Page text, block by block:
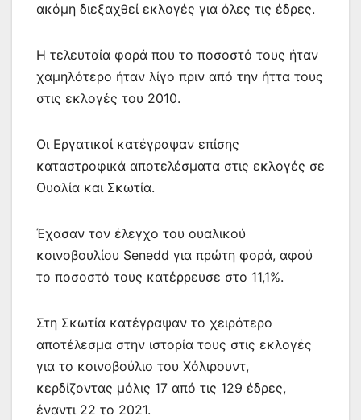
ακόμη διεξαχθεί εκλογές για όλες τις έδρες.
Η τελευταία φορά που το ποσοστό τους ήταν
χαμηλότερο ήταν λίγο πριν από την ήττα τους
στις εκλογές του 2010.
Οι Εργατικοί κατέγραψαν επίσης
καταστροφικά αποτελέσματα στις εκλογές σε
Ουαλία και Σκωτία.
Έχασαν τον έλεγχο του ουαλικού
κοινοβουλίου Senedd για πρώτη φορά, αφού
το ποσοστό τους κατέρρευσε στο 11,1%.
Στη Σκωτία κατέγραψαν το χειρότερο
αποτέλεσμα στην ιστορία τους στις εκλογές
για το κοινοβούλιο του Χόλιρουντ,
κερδίζοντας μόλις 17 από τις 129 έδρες,
έναντι 22 το 2021.